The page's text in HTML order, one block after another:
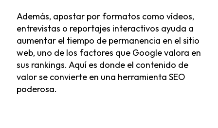
Además, apostar por formatos como vídeos,
entrevistas o reportajes interactivos ayuda a
aumentar el tiempo de permanencia en el sitio
web, uno de los factores que Google valora en
sus rankings. Aquí es donde el contenido de
valor se convierte en una herramienta SEO
poderosa.